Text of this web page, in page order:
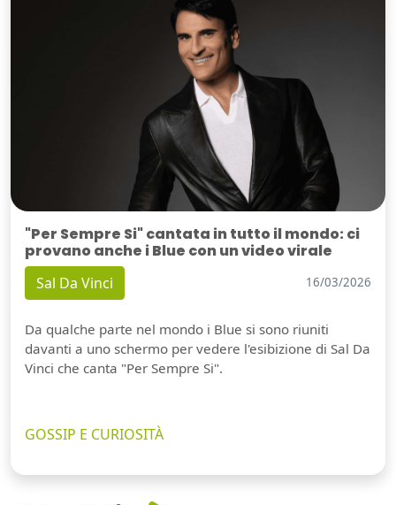
"Per Sempre Si" cantata in tutto il mondo: ci
provano anche i Blue con un video virale
Sal Da Vinci 16/03/2026
Da qualche parte nel mondo i Blue si sono riuniti
davanti a uno schermo per vedere l'esibizione di Sal Da
Vinci che canta "Per Sempre Si".
GOSSIP E CURIOSITÀ